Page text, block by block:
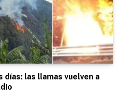
días: las llamas vuelven a